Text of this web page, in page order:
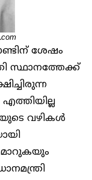
ശേഷം
സ്ഥാനത്തേക്ക്
വഴികൾ